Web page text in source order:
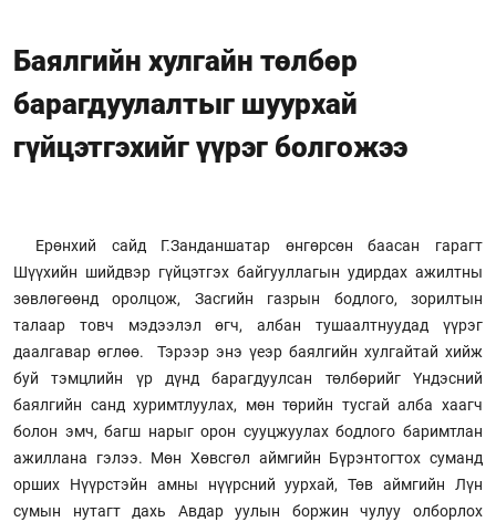
Баялгийн хулгайн төлбөр
барагдуулалтыг шуурхай
гүйцэтгэхийг үүрэг болгожээ
Ерөнхий сайд Г.Занданшатар өнгөрсөн баасан гарагт
Шүүхийн шийдвэр гүйцэтгэх байгууллагын удирдах ажилтны
зөвлөгөөнд оролцож, Засгийн газрын бодлого, зорилтын
талаар товч мэдээлэл өгч, албан тушаалтнуудад үүрэг
даалгавар өглөө. Тэрээр энэ үеэр баялгийн хулгайтай хийж
буй тэмцлийн үр дүнд барагдуулсан төлбөрийг Үндэсний
баялгийн санд хуримтлуулах, мөн төрийн тусгай алба хаагч
болон эмч, багш нарыг орон сууцжуулах бодлого баримтлан
ажиллана гэлээ. Мөн Хөвсгөл аймгийн Бүрэнтогтох суманд
орших Нүүрстэйн амны нүүрсний уурхай, Төв аймгийн Лүн
сумын нутагт дахь Авдар уулын боржин чулуу олборлох